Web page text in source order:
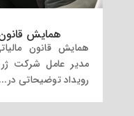
همایش قانون
همایش قانون
مدیر عامل شرکت
رویداد توضیحاتی در...